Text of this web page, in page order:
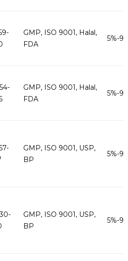
GMP, ISO 9001, Halal,
FDA
5%-
GMP, ISO 9001, Halal,
FDA
5%-
GMP, ISO 9001, USP,
BP
5%-
GMP, ISO 9001, USP,
BP
5%-